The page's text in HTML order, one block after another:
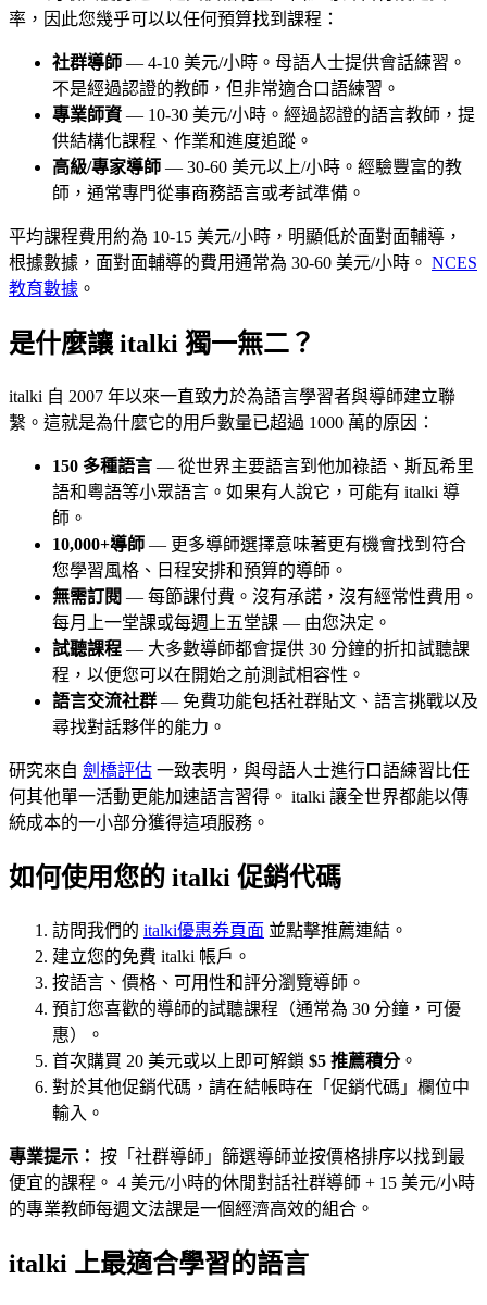
率，因此您幾乎可以以任何預算找到課程：
社群導師 — 4-10 美元/小時。母語人士提供會話練習。
不是經過認證的教師，但非常適合口語練習。
專業師資— 10-30 美元/小時。經過認證的語言教師，提
供結構化課程、作業和進度追蹤。
高級/專家導師 — 30​​-60 美元以上/小時。經驗豐富的教
師，通常專門從事商務語言或考試準備。
平均課程費用約為 10-15 美元/小時，明顯低於面對面輔導，
根據數據，面對面輔導的費用通常為 30-60 美元/小時。 NCES
教育數據 。
是什麼讓 italki 獨一無二？
italki 自 2007 年以來一直致力於為語言學習者與導師建立聯
繫。這就是為什麼它的用戶數量已超過 1000 萬的原因：
150 多種語言 — 從世界主要語言到他加祿語、斯瓦希里
語和粵語等小眾語言。如果有人說它，可能有 italki 導
師。
10,000+導師 — 更多導師選擇意味著更有機會找到符合
您學習風格、日程安排和預算的導師。
無需訂閱 — 每節課付費。沒有承諾，沒有經常性費用。
每月上一堂課或每週上五堂課 — 由您決定。
試聽課程 — 大多數導師都會提供 30 分鐘的折扣試聽課
程，以便您可以在開始之前測試相容性。
語言交流社群 — 免費功能包括社群貼文、語言挑戰以及
尋找對話夥伴的能力。
研究來自 劍橋評估 一致表明，與母語人士進行口語練習比任
何其他單一活動更能加速語言習得。 italki 讓全世界都能以傳
統成本的一小部分獲得這項服務。
如何使用您的 italki 促銷代碼
訪問我們的 italki優惠券頁面 並點擊推薦連結。
建立您的免費 italki 帳戶。
按語言、價格、可用性和評分瀏覽導師。
預訂您喜歡的導師的試聽課程（通常為 30 分鐘，可優
惠）。
首次購買 20 美元或以上即可解鎖 $5 推薦積分。
對於其他促銷代碼，請在結帳時在「促銷代碼」欄位中
輸​​入。
專業提示： 按「社群導師」篩選導師並按價格排序以找到最
便宜的課程。 4 美元/小時的休閒對話社群導師 + 15 美元/小時
的專業教師每週文法課是一個經濟高效的組合。
italki 上最適合學習的語言